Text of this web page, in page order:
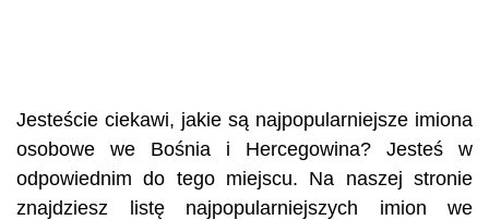
Jesteście ciekawi, jakie są najpopularniejsze imiona
osobowe we Bośnia i Hercegowina? Jesteś w
odpowiednim do tego miejscu. Na naszej stronie
znajdziesz listę najpopularniejszych imion we